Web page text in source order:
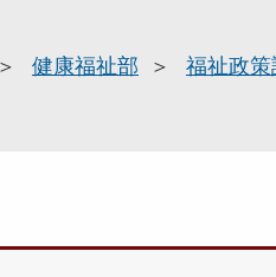
健康福祉部 福祉政策